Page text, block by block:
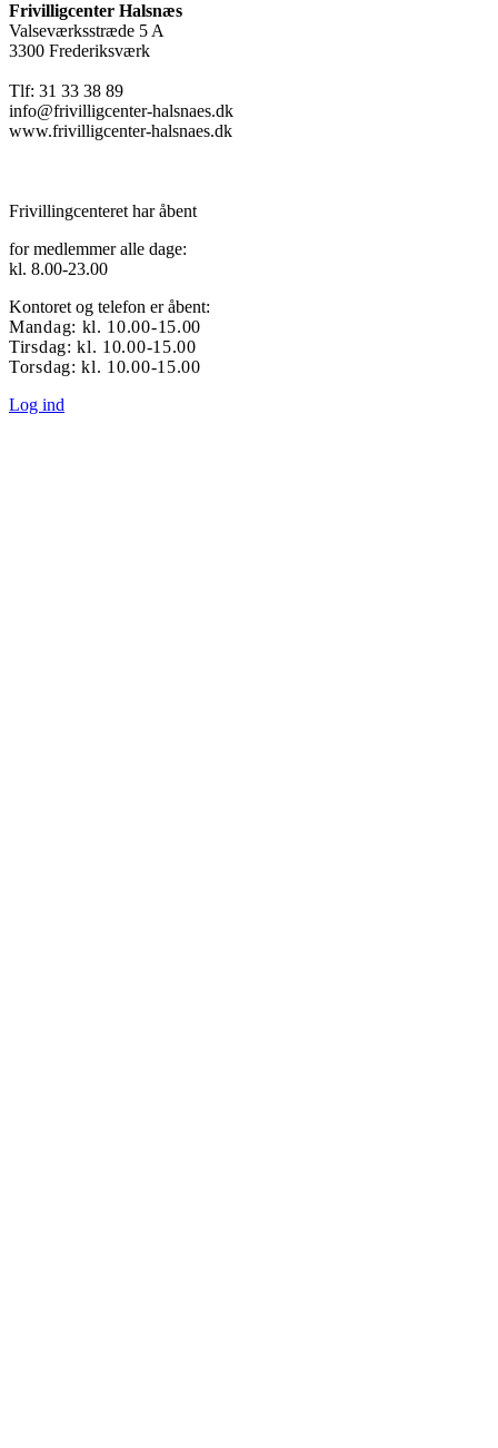
Frivilligcenter Halsnæs
Valseværksstræde 5 A
3300 Frederiksværk
Tlf: 31 33 38 89
info@frivilligcenter-halsnaes.dk
www.frivilligcenter-halsnaes.dk
Frivillingcenteret har åbent
for medlemmer alle dage:
kl. 8.00-23.00
Kontoret og telefon er åbent:
Mandag: kl. 10.00-15.00
Tirsdag: kl. 10.00-15.00
Torsdag: kl. 10.00-15.00
Log ind